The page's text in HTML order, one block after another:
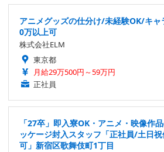
アニメグッズの仕分け/未経験OK/キ
0万以上可
株式会社ELM
東京都
月給29万500円～59万円
正社員
「27卒」即入寮OK・アニメ・映像作
ッケージ封入スタッフ「正社員/土日
可」新宿区歌舞伎町1丁目